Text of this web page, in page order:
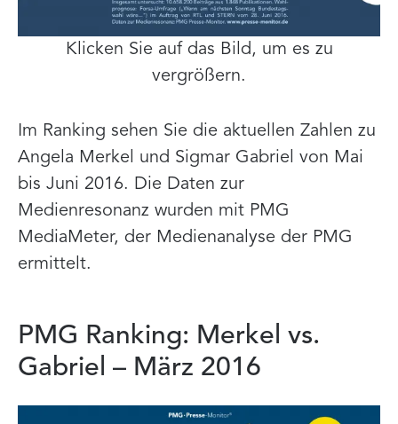
Klicken Sie auf das Bild, um es zu
vergrößern.
Im Ranking sehen Sie die aktuellen Zahlen zu
Angela Merkel und Sigmar Gabriel von Mai
bis Juni 2016. Die Daten zur
Medienresonanz wurden mit PMG
MediaMeter, der Medienanalyse der PMG
ermittelt.
PMG Ranking: Merkel vs.
Gabriel – März 2016